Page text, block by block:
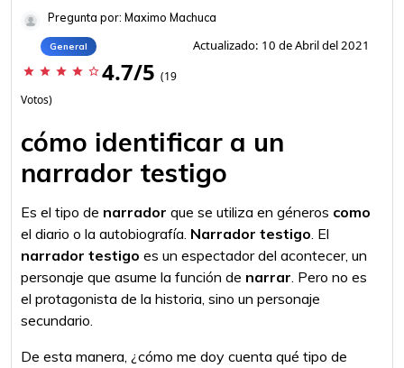
Pregunta por: Maximo Machuca
General Actualizado: 10 de Abril del 2021
star star star star star_border 4.7/5 (19
Votos)
cómo identificar a un
narrador testigo
Es el tipo de narrador que se utiliza en géneros como
el diario o la autobiografía. Narrador testigo. El
narrador testigo es un espectador del acontecer, un
personaje que asume la función de narrar. Pero no es
el protagonista de la historia, sino un personaje
secundario.
De esta manera, ¿cómo me doy cuenta qué tipo de